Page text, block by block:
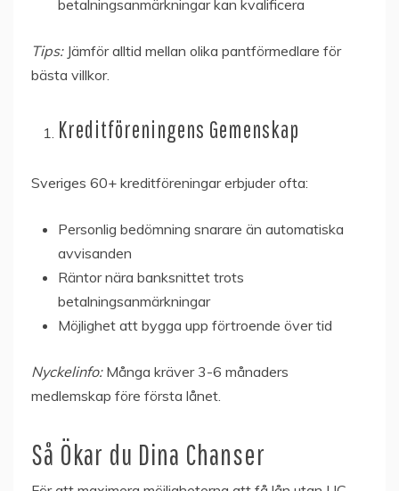
betalningsanmärkningar kan kvalificera
Tips:Jämför alltid mellan olika pantförmedlare för
bästa villkor.
Kreditföreningens Gemenskap
Sveriges 60+ kreditföreningar erbjuder ofta:
Personlig bedömning snarare än automatiska
avvisanden
Räntor nära banksnittet trots
betalningsanmärkningar
Möjlighet att bygga upp förtroende över tid
Nyckelinfo:Många kräver 3-6 månaders
medlemskap före första lånet.
Så Ökar du Dina Chanser